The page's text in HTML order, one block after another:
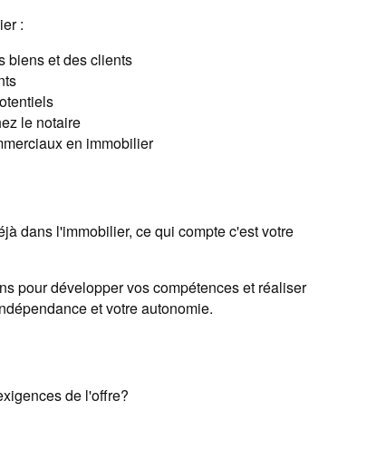
:
biens et des clients
le notaire
en immobilier
dans l'immobilier, ce qui compte c'est votre
pour développer vos compétences et réaliser
et votre autonomie.
de l'offre?